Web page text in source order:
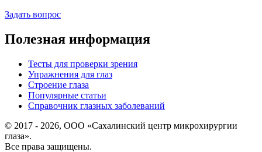
Задать вопрос
Полезная информация
Тесты для проверки зрения
Упражнения для глаз
Строение глаза
Популярные статьи
Справочник глазных заболеваний
© 2017 - 2026, ООО «Сахалинский центр микрохирургии
глаза».
Все права защищены.